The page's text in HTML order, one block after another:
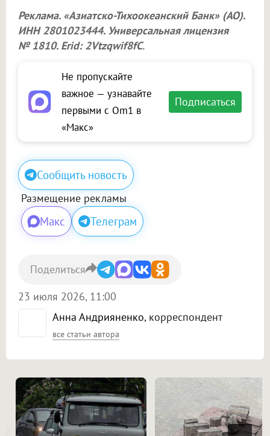
Реклама. «Азиатско-Тихоокеанский Банк» (АО).
ИНН 2801023444. Универсальная лицензия
№ 1810. Erid: 2Vtzqwif8fC.
Не пропускайте
важное — узнавайте
первыми с Om1 в
«Макс»
Подписаться
Сообщить новость
Размещение рекламы
Макс Телеграм
Анна Андрияненко, корреспондент
все статьи автора
23 июля 2026, 11:00
Поделиться